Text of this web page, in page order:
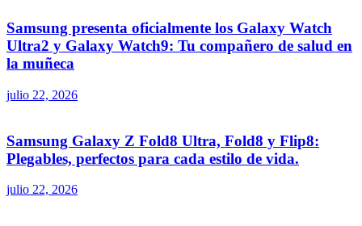
Samsung presenta oficialmente los Galaxy Watch
Ultra2 y Galaxy Watch9: Tu compañero de salud en
la muñeca
julio 22, 2026
Samsung Galaxy Z Fold8 Ultra, Fold8 y Flip8:
Plegables, perfectos para cada estilo de vida.
julio 22, 2026